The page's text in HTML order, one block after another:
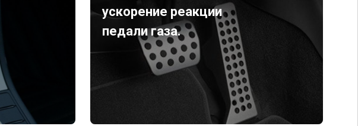
ускорение реакции
педали газа.